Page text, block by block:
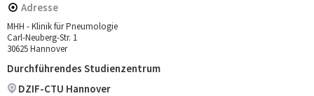
Adresse
MHH - Klinik für Pneumologie
Carl-Neuberg-Str. 1
30625 Hannover
Durchführendes Studienzentrum
DZIF-CTU Hannover